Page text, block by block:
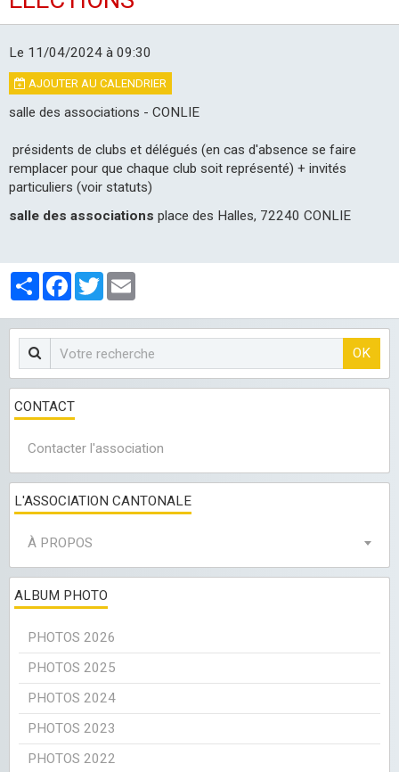
Le 11/04/2024 à 09:30
AJOUTER AU CALENDRIER
salle des associations - CONLIE
présidents de clubs et délégués (en cas d'absence se faire
remplacer pour que chaque club soit représenté) + invités
particuliers (voir statuts)
salle des associations place des Halles, 72240 CONLIE
PartagerFacebook
Twitter
OK
CONTACT
Contacter l'association
L'ASSOCIATION CANTONALE
À PROPOS
ALBUM PHOTO
PHOTOS 2026
PHOTOS 2025
PHOTOS 2024
PHOTOS 2023
PHOTOS 2022